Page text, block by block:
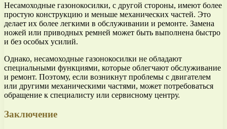
Несамоходные газонокосилки, с другой стороны, имеют более
простую конструкцию и меньше механических частей. Это
делает их более легкими в обслуживании и ремонте. Замена
ножей или приводных ремней может быть выполнена быстро
и без особых усилий.
Однако, несамоходные газонокосилки не обладают
специальными функциями, которые облегчают обслуживание
и ремонт. Поэтому, если возникнут проблемы с двигателем
или другими механическими частями, может потребоваться
обращение к специалисту или сервисному центру.
Заключение